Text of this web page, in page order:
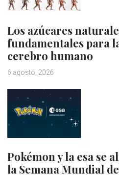
Los azúcares
fundamentales para
cerebro humano
6 agosto, 2026
Pokémon y la esa se
la Semana Mundial